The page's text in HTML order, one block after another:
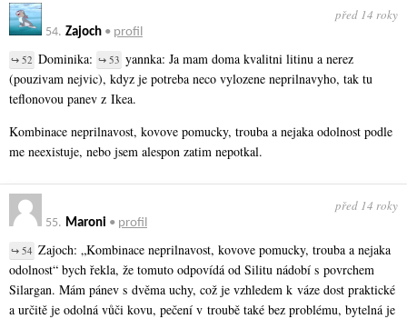
54. Zajoch • profil
před 14 roky
↪ 52 Dominika: ↪ 53 yannka: Ja mam doma kvalitni litinu a nerez
(pouzivam nejvic), kdyz je potreba neco vylozene neprilnavyho, tak tu
teflonovou panev z Ikea.
Kombinace neprilnavost, kovove pomucky, trouba a nejaka odolnost podle
me neexistuje, nebo jsem alespon zatim nepotkal.
55. Maroni • profil
před 14 roky
↪ 54 Zajoch: „Kombinace neprilnavost, kovove pomucky, trouba a nejaka
odolnost“ bych řekla, že tomuto odpovídá od Silitu nádobí s povrchem
Silargan. Mám pánev s dvěma uchy, což je vzhledem k váze dost praktické
a určitě je odolná vůči kovu, pečení v troubě také bez problému, bytelná je